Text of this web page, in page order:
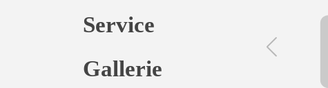
Service
Gallerie